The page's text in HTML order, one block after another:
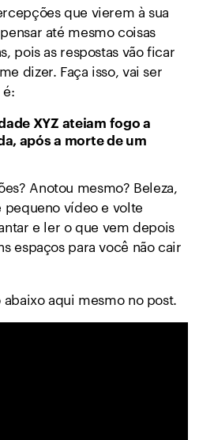
que vierem à sua
até mesmo coisas
pois as respostas vão ficar
dizer. Faça isso, vai ser
XYZ ateiam fogo a
após a morte de um
Anotou mesmo? Beleza,
pequeno vídeo e volte
e ler o que vem depois
espaços para você não cair
aqui mesmo no post.